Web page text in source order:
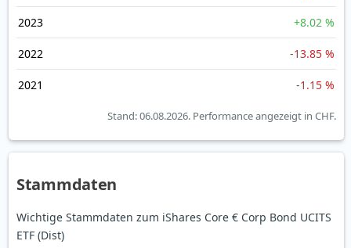
2023 +8.02 %
2022 -13.85 %
2021 -1.15 %
Stand: 06.08.2026. Performance angezeigt in CHF.
Stammdaten
Wichtige Stammdaten zum iShares Core € Corp Bond UCITS
ETF (Dist)